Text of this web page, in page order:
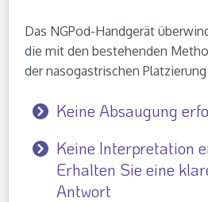
Das NGPod-Handgerät
die mit den bestehenden
der nasogastrischen
Keine Absaugung
Keine Interpretation
Erhalten Sie eine
Antwort